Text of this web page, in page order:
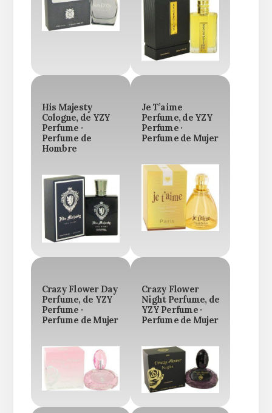
His Majesty
Cologne, de YZY
Perfume ·
Perfume de
Hombre
Je T’aime
Perfume, de YZY
Perfume ·
Perfume de Mujer
Crazy Flower Day
Perfume, de YZY
Perfume ·
Perfume de Mujer
Crazy Flower
Night Perfume, de
YZY Perfume ·
Perfume de Mujer